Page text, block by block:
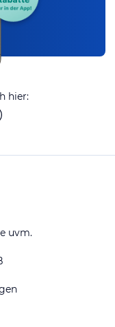
hier:
uvm.